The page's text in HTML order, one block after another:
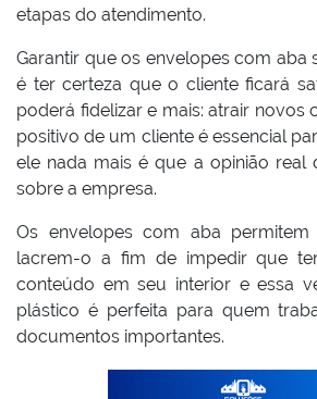
etapas do atendimento.
Garantir que os envelopes com aba
é ter certeza que o cliente ficará
poderá fidelizar e mais: atrair novos
positivo de um cliente é essencial
ele nada mais é que a opinião real
sobre a empresa.
Os envelopes com aba
lacrem-o a fim de impedir que
conteúdo em seu interior e essa
plástico é perfeita para quem
documentos importantes.